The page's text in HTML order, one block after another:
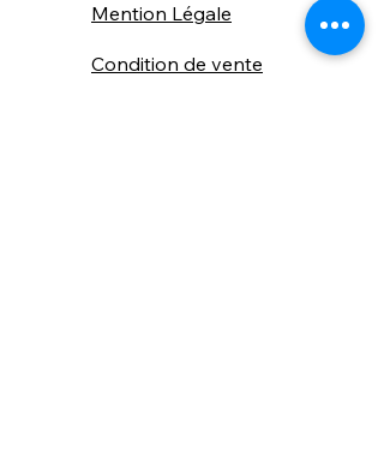
Mention Légale
Condition de vente